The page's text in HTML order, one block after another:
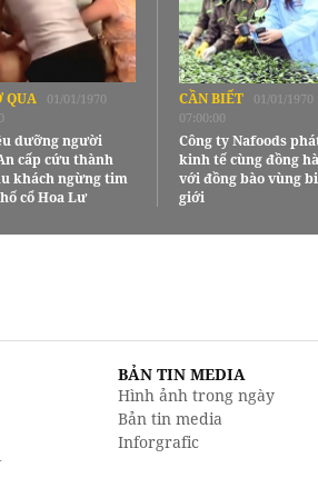
QUA
01/01/1970
dưỡng người
cấp cứu thành
khách ngừng tim
cổ Hoa Lư
CẦN BIẾT
01/01/1970
07:00:00
Công ty Nafoods
kinh tế cùng đồng
với đồng bào vùng
giới
BẢN TIN MEDIA
Hình ảnh trong ngày
Bản tin media
Inforgrafic